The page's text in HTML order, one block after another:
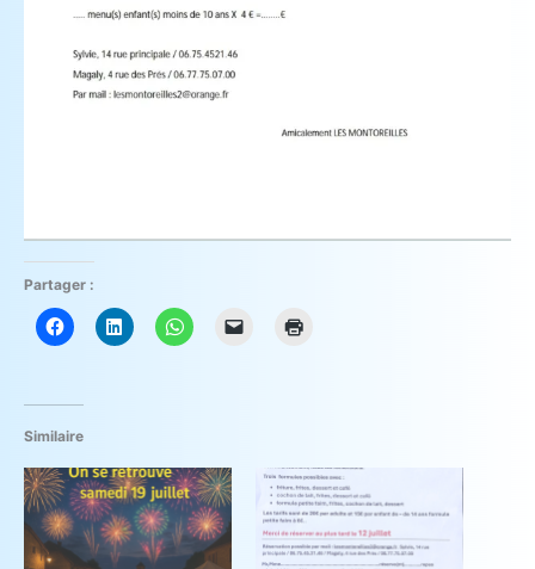
Partager :
Similaire